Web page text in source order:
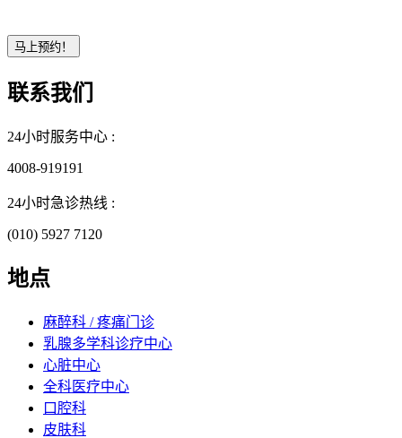
联系我们
24小时服务中心 :
4008-919191
24小时急诊热线 :
(010) 5927 7120
地点
麻醉科 / 疼痛门诊
乳腺多学科诊疗中心
心脏中心
全科医疗中心
口腔科
皮肤科